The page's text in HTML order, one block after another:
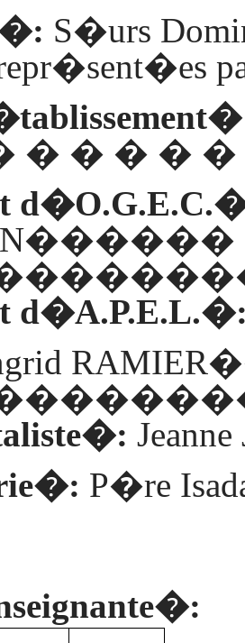
S�urs
� � � �
P�re